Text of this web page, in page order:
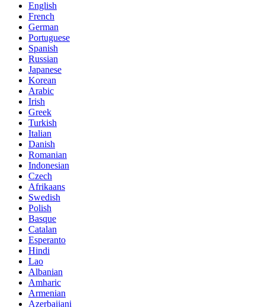
English
French
German
Portuguese
Spanish
Russian
Japanese
Korean
Arabic
Irish
Greek
Turkish
Italian
Danish
Romanian
Indonesian
Czech
Afrikaans
Swedish
Polish
Basque
Catalan
Esperanto
Hindi
Lao
Albanian
Amharic
Armenian
Azerbaijani